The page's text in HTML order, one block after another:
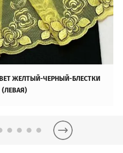
ЖЕЛТЫЙ-ЧЕРНЫЙ-БЛЕСТКИ
(ЛЕВАЯ)